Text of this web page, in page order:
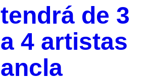
tendrá de 3
a 4 artistas
ancla